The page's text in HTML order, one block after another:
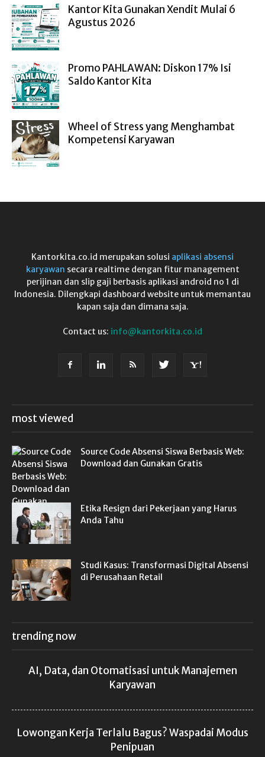
Kantor Kita Gunakan Xendit Mulai 6
Agustus 2026
Promo PAHLAWAN: Diskon 17% Isi
Saldo Kantor Kita
Wheel of Stress yang Menghambat
Kompetensi Karyawan
Kantorkita.co.id merupakan solusi aplikasi absensi
karyawan secara realtime dengan fitur management
perijinan dan slip gaji berbasis aplikasi android no 1 di
Indonesia. Dilengkapi dashboard website untuk memantau
kapan saja dan dimana saja.
Contact us: info@kantorkita.co.id
most viewed
Source Code Absensi Siswa Berbasis Web:
Download dan Gunakan Gratis
Etika Resign dari Pekerjaan yang Harus
Anda Tahu
Studi Kasus: Transformasi Digital Absensi
di Perusahaan Retail
trending now
AI, Data, dan Otomatisasi untuk Manajemen
Karyawan
Lowongan Kerja Terlalu Bagus? Waspadai Modus
Penipuan